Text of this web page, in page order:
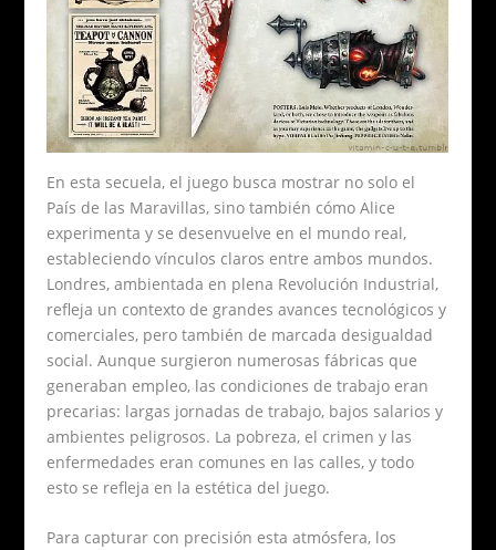
En esta secuela, el juego busca mostrar no solo el
País de las Maravillas, sino también cómo Alice
experimenta y se desenvuelve en el mundo real,
estableciendo vínculos claros entre ambos mundos.
Londres, ambientada en plena Revolución Industrial,
refleja un contexto de grandes avances tecnológicos y
comerciales, pero también de marcada desigualdad
social. Aunque surgieron numerosas fábricas que
generaban empleo, las condiciones de trabajo eran
precarias: largas jornadas de trabajo, bajos salarios y
ambientes peligrosos. La pobreza, el crimen y las
enfermedades eran comunes en las calles, y todo
esto se refleja en la estética del juego.
Para capturar con precisión esta atmósfera, los